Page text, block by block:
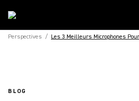
Perspectives / Les 3 Meilleurs Microphones
BLOG